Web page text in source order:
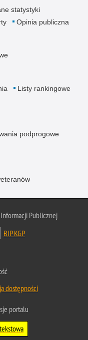
statystyki
Opinia publiczna
Listy rankingowe
podprogowe
Publicznej
BIP KGP
dostępności
portalu